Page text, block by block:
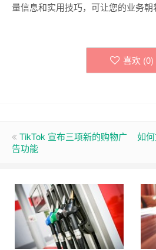
量信息和实用技巧，可让您的业务朝
喜欢 (0)
TikTok 宣布三项新的购物广
告功能
如